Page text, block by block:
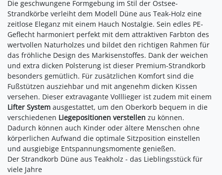
Die geschwungene Formgebung im Stil der Ostsee-
Strandkörbe verleiht dem Modell Düne aus Teak-Holz eine
zeitlose Eleganz mit einem Hauch Nostalgie. Sein edles PE-
Geflecht harmoniert perfekt mit dem attraktiven Farbton des
wertvollen Naturholzes und bildet den richtigen Rahmen für
das fröhliche Design des Markisenstoffes. Dank der weichen
und extra dicken Polsterung ist dieser Premium-Strandkorb
besonders gemütlich. Für zusätzlichen Komfort sind die
Fußstützen ausziehbar und mit angenehm dicken Kissen
versehen. Dieser extravagante Volllieger ist zudem mit einem
Lifter System ausgestattet, um den Oberkorb bequem in die
verschiedenen Liegepositionen verstellen zu können.
Dadurch können auch Kinder oder ältere Menschen ohne
körperlichen Aufwand die optimale Sitzposition einstellen
und ausgiebige Entspannungsmomente genießen.
Der Strandkorb Düne aus Teakholz - das Lieblingsstück für
viele Jahre